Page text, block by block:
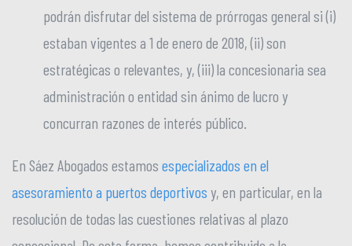
podrán disfrutar del sistema de prórrogas general si (i)
estaban vigentes a 1 de enero de 2018, (ii) son
estratégicas o relevantes, y, (iii) la concesionaria sea
administración o entidad sin ánimo de lucro y
concurran razones de interés público.
En Sáez Abogados estamos especializados en el
asesoramiento a puertos deportivos y, en particular, en la
resolución de todas las cuestiones relativas al plazo